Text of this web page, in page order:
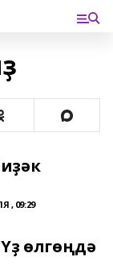
, 09:29
өлгөңдә